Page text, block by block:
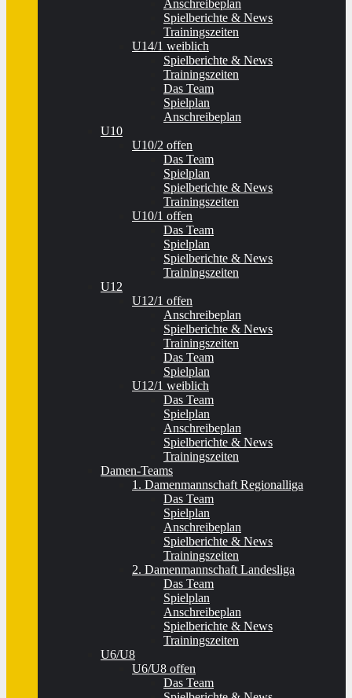
Anschreibeplan
Spielberichte & News
Trainingszeiten
U14/1 weiblich
Spielberichte & News
Trainingszeiten
Das Team
Spielplan
Anschreibeplan
U10
U10/2 offen
Das Team
Spielplan
Spielberichte & News
Trainingszeiten
U10/1 offen
Das Team
Spielplan
Spielberichte & News
Trainingszeiten
U12
U12/1 offen
Anschreibeplan
Spielberichte & News
Trainingszeiten
Das Team
Spielplan
U12/1 weiblich
Das Team
Spielplan
Anschreibeplan
Spielberichte & News
Trainingszeiten
Damen-Teams
1. Damenmannschaft Regionalliga
Das Team
Spielplan
Anschreibeplan
Spielberichte & News
Trainingszeiten
2. Damenmannschaft Landesliga
Das Team
Spielplan
Anschreibeplan
Spielberichte & News
Trainingszeiten
U6/U8
U6/U8 offen
Das Team